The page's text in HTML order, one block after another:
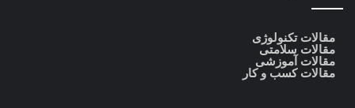
مقالات تکنولوژی
مقالات سلامتی
مقالات آموزشی
مقالات کسب و کار